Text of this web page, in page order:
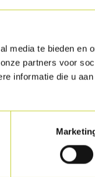
media te bieden en
partners voor
informatie die u
en gekookte
bulkstuk en
naar verpakking?